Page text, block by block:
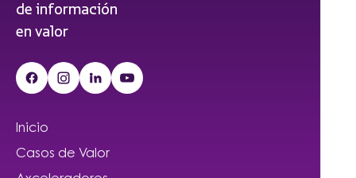
de información
en valor
Inicio
Casos de Valor